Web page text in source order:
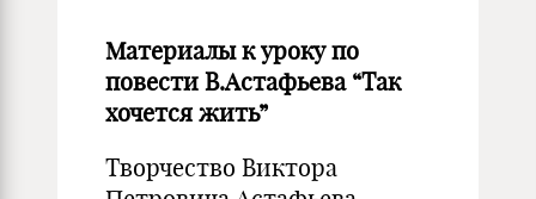
Материалы к уроку по
повести В.Астафьева “Так
хочется жить”
Творчество Виктора